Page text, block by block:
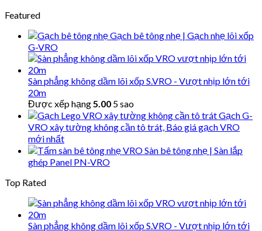
Featured
Gạch bê tông nhẹ | Gạch nhẹ lõi xốp
G-VRO
Sàn phẳng không dầm lõi xốp S.VRO - Vượt nhịp lớn tới
20m
Được xếp hạng5.00 5 sao
Gạch G-
VRO xây tường không cần tô trát, Báo giá gạch VRO
mới nhất
Sàn bê tông nhẹ | Sàn lắp
ghép Panel PN-VRO
Top Rated
Sàn phẳng không dầm lõi xốp S.VRO - Vượt nhịp lớn tới